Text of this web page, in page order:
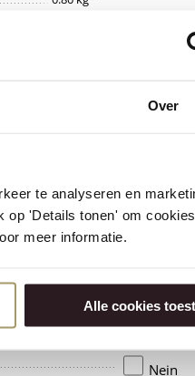
Over
te analyseren en
op 'Details tonen' om
meer informatie.
Alle cookies
Nein